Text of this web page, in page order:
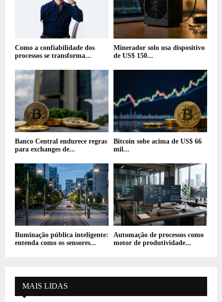
Como a confiabilidade dos
processos se transforma...
Minerador solo usa dispositivo
de US$ 150...
Banco Central endurece regras
para exchanges de...
Bitcoin sobe acima de US$ 66
mil...
Iluminação pública inteligente:
entenda como os sensores...
Automação de processos como
motor de produtividade...
MAIS LIDAS